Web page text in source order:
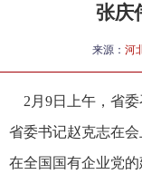
张庆
来源： 河
2月9日上午，省委
省委书记赵克志在
在全国国有企业党